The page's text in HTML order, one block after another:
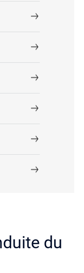
du